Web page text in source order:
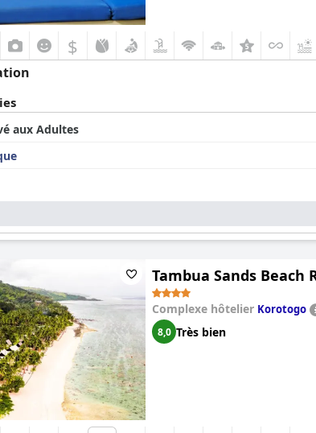
$
aux Adultes
Tambua Sands Beach
Complexe hôtelier Korotogo
8,0 Très bien